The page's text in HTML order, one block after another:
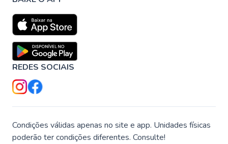
REDES SOCIAIS
Condições válidas apenas no site e app. Unidades físicas
poderão ter condições diferentes. Consulte!